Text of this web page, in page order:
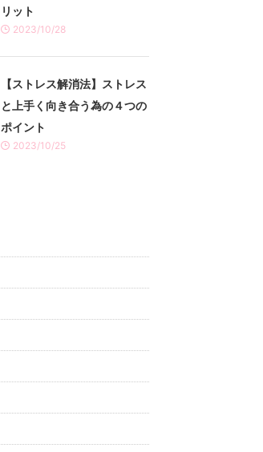
リット
2023/10/28
【ストレス解消法】ストレス
と上手く向き合う為の４つの
ポイント
2023/10/25